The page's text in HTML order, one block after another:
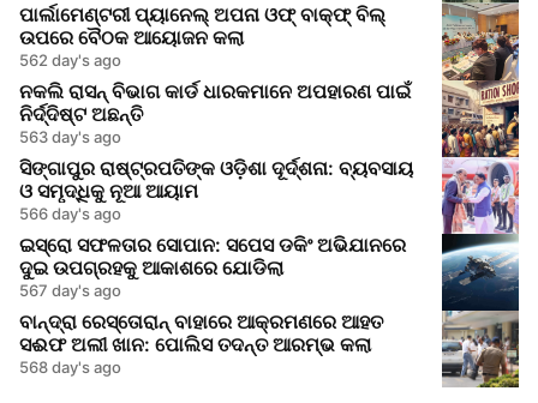
ପାର୍ଲାମେଣ୍ଟରୀ ପ୍ୟାନେଲ୍ ଅପନା ଓଫ୍ ବାକ୍ଫ୍ ବିଲ୍
ଉପରେ ବୈଠକ ଆୟୋଜନ କଲା
562 day's ago
ନକଲି ରାସନ୍ ବିଭାଗ କାର୍ଡ ଧାରକମାନେ ଅପହାରଣ ପାଇଁ
ନିର୍ଦ୍ଦିଷ୍ଟ ଅଛନ୍ତି
563 day's ago
ସିଙ୍ଗାପୁର ରାଷ୍ଟ୍ରପତିଙ୍କ ଓଡ଼ିଶା ଦୂର୍ଦ୍ଶନା: ବ୍ୟବସାୟ
ଓ ସମୃଦ୍ଧିକୁ ନୂଆ ଆୟାମ
566 day's ago
ଇସ୍ରୋ ସଫଳତାର ସୋପାନ: ସପେସ ଡକିଂ ଅଭିଯାନରେ
ଦୁଇ ଉପଗ୍ରହକୁ ଆକାଶରେ ଯୋଡିଲା
567 day's ago
ବାନ୍ଦ୍ରା ରେସ୍ତୋରାନ୍ ବାହାରେ ଆକ୍ରମଣରେ ଆହତ
ସଈଫ ଅଲୀ ଖାନ: ପୋଲିସ ତଦନ୍ତ ଆରମ୍ଭ କଲା
568 day's ago